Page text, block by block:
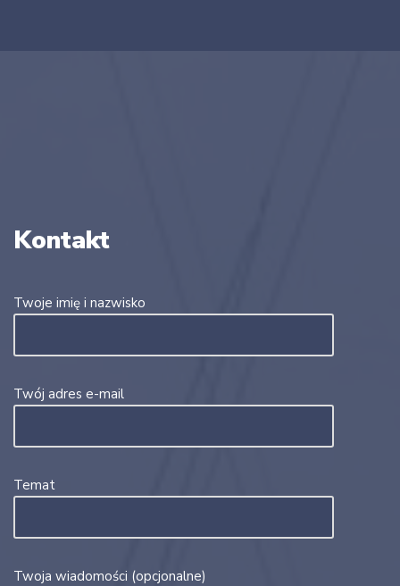
Kontakt
Twoje imię i nazwisko
Twój adres e-mail
Temat
Twoja wiadomości (opcjonalne)